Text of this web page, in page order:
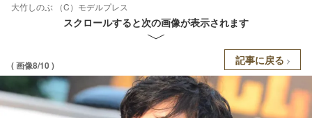
大竹しのぶ （C）モデルプレス
スクロールすると次の画像が表示されます
( 画像8/10 ) 記事に戻る